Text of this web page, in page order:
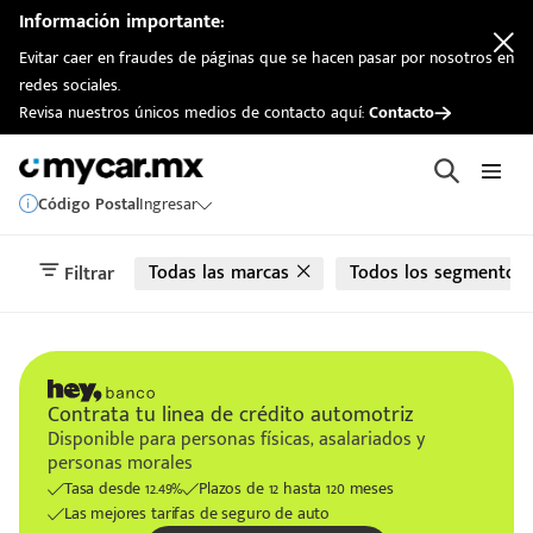
Información importante:
Evitar caer en fraudes de páginas que se hacen pasar por nosotros en
redes sociales.
Revisa nuestros únicos medios de contacto aquí:Contacto
Código PostalIngresar
Filtrar Todas las marcas Todos los segmentos
Contrata tu linea de crédito automotriz
Disponible para personas físicas, asalariados y
personas morales
Tasa desde 12.49%
Plazos de 12 hasta 120 meses
Las mejores tarifas de seguro de auto